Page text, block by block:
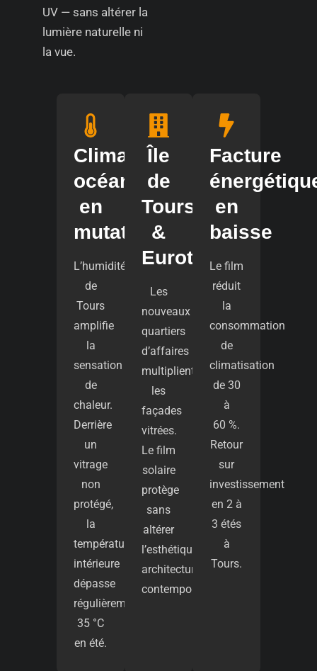
UV — sans altérer la
lumière naturelle ni
la vue.
Climat
océanique
en
mutation
L’humidité
de
Tours
amplifie
la
sensation
de
chaleur.
Derrière
un
vitrage
non
protégé,
la
température
intérieure
dépasse
régulièrement
35 °C
en été.
Île
de
Tours
&
Eurotours
Les
nouveaux
quartiers
d’affaires
multiplient
les
façades
vitrées.
Le film
solaire
protège
sans
altérer
l’esthétique
architecturale
contemporaine.
Facture
en
baisse
Le film
réduit
la
consommation
de
climatisation
de 30
à
60 %.
Retour
sur
investissement
en 2 à
3 étés
à
Tours.